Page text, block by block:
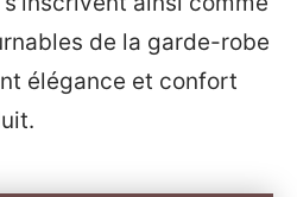
de la garde-robe
élégance et confort